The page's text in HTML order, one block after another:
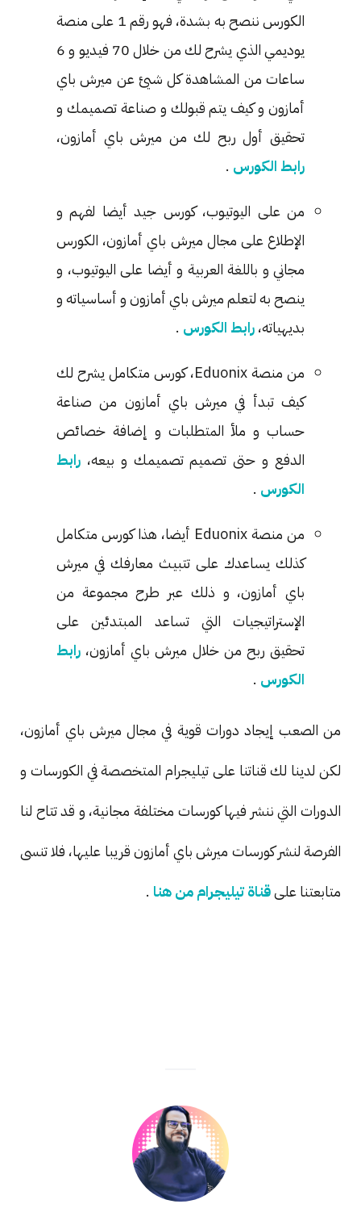
الكورس ننصح به بشدة، فهو رقم 1 على منصة
يوديمي الذي يشرح لك من خلال 70 فيديو و 6
ساعات من المشاهدة كل شيئ عن ميرش باي
أمازون و كيف يتم قبولك و صناعة تصميمك و
تحقيق أول ربح لك من ميرش باي أمازون،
رابط الكورس .
من على اليوتيوب، كورس جيد أيضا لفهم و
الإطلاع على مجال ميرش باي أمازون، الكورس
مجاني و باللغة العربية و أيضا على اليوتيوب، و
ينصح به لتعلم ميرش باي أمازون و أساسياته و
بديهياته،رابط الكورس .
من منصة Eduonix، كورس متكامل يشرح لك
كيف تبدأ في ميرش باي أمازون من صناعة
حساب و ملأ المتطلبات و إضافة خصائص
الدفع و حتى تصميم تصميمك و بيعه، رابط
الكورس .
من منصة Eduonix أيضا، هذا كورس متكامل
كذلك يساعدك على تتبيث معارفك في ميرش
باي أمازون، و ذلك عبر طرح مجموعة من
الإستراتيجيات التي تساعد المبتدئين على
تحقيق ربح من خلال ميرش باي أمازون، رابط
الكورس .
من الصعب إيجاد دورات قوية في مجال ميرش باي أمازون،
لكن لدينا لك قناتنا على تيليجرام المتخصصة في الكورسات و
الدورات التي ننشر فيها كورسات مختلفة مجانية، و قد تتاح لنا
الفرصة لنشر كورسات ميرش باي أمازون قريبا عليها، فلا تنسى
متابعتنا علىقناة تيليجرام من هنا .